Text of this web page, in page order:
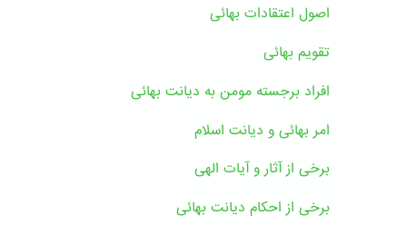
اصول اعتقادات بهائی
تقویم بهائی
افراد برجسته مومن به دیانت بهائی
امر بهائی و دیانت اسلام
برخی از آثار و آیات الهی
برخی از احکام دیانت بهائی